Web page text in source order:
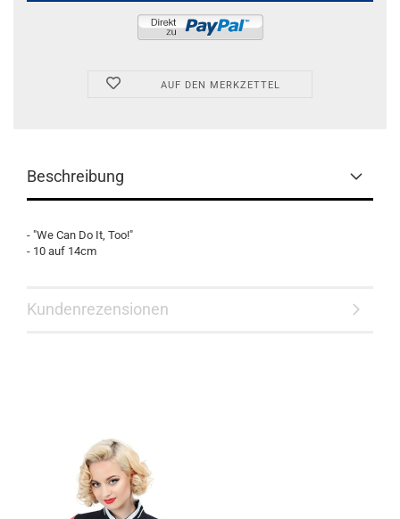
AUF DEN MERKZETTEL
Beschreibung
- "We Can Do It, Too!"
- 10 auf 14cm
Kundenrezensionen